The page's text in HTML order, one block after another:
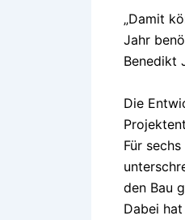
„Damit
Jahr
Benedikt
Die
Für
den Bau
Dabei